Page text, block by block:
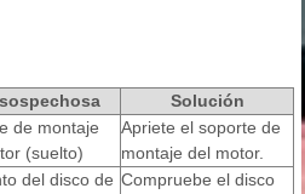
Solución
de montaje
(suelto)
Apriete el soporte de
montaje del motor.
del disco de Compruebe el disco